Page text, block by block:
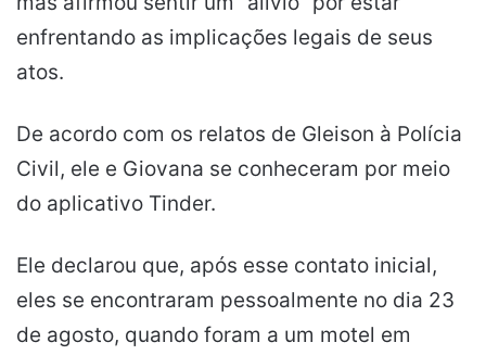
enfrentando as implicações legais de seus
atos.
De acordo com os relatos de Gleison à Polícia
Civil, ele e Giovana se conheceram por meio
do aplicativo Tinder.
Ele declarou que, após esse contato inicial,
eles se encontraram pessoalmente no dia 23
de agosto, quando foram a um motel em